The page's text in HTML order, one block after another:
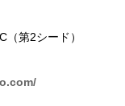
第2シード）